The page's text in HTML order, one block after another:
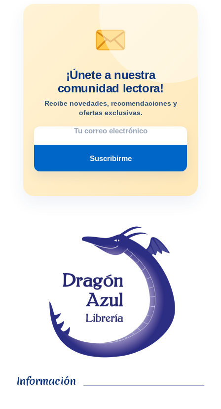
¡Únete a nuestra
comunidad lectora!
Recibe novedades, recomendaciones y
ofertas exclusivas.
Suscribirme
Información